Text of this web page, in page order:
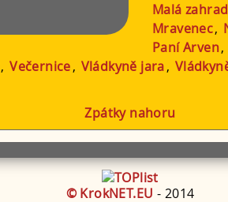
Malá
Mravenec,
Paní Arven,
, Večernice, Vládkyně jara,
Zpátky nahoru
© KrokNET.EU - 2014